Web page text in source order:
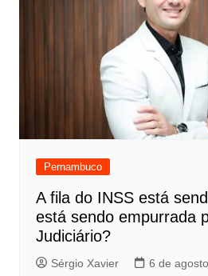
Pernambuco
A fila do INSS está
está sendo empurrada
Judiciário?
Sérgio Xavier 6 de